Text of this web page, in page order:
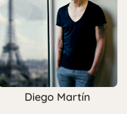
Diego Martín